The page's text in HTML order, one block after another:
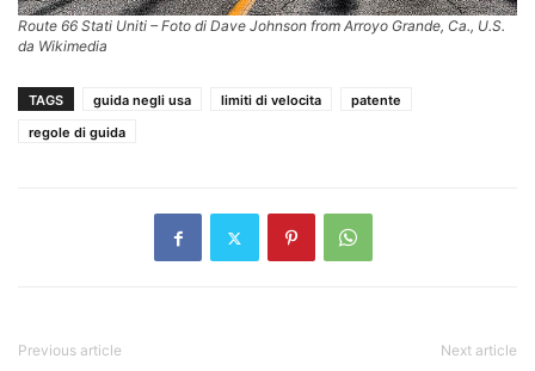
Route 66 Stati Uniti – Foto di Dave Johnson from Arroyo Grande, Ca., U.S.
da Wikimedia
TAGS guida negli usa limiti di velocita
patente
regole di guida
Previous article Next article